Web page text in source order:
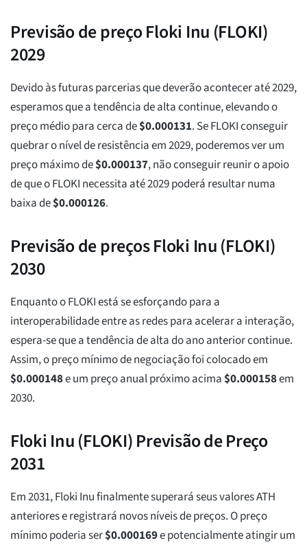
Previsão de preço Floki Inu (FLOKI)
2029
Devido às futuras parcerias que deverão acontecer até 2029,
esperamos que a tendência de alta continue, elevando o
preço médio para cerca de$0.000131. Se FLOKI conseguir
quebrar o nível de resistência em 2029, poderemos ver um
preço máximo de$0.000137, não conseguir reunir o apoio
de que o FLOKI necessita até 2029 poderá resultar numa
baixa de$0.000126.
Previsão de preços Floki Inu (FLOKI)
2030
Enquanto o FLOKI está se esforçando para a
interoperabilidade entre as redes para acelerar a interação,
espera-se que a tendência de alta do ano anterior continue.
Assim, o preço mínimo de negociação foi colocado em
$0.000148e um preço anual próximo acima$0.000158em
2030.
Floki Inu (FLOKI) Previsão de Preço
2031
Em 2031, Floki Inu finalmente superará seus valores ATH
anteriores e registrará novos níveis de preços. O preço
mínimo poderia ser$0.000169e potencialmente atingir um